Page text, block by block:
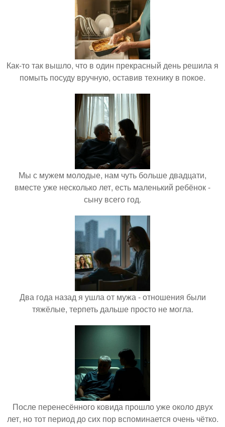
Как-то так вышло, что в один прекрасный день решила я
помыть посуду вручную, оставив технику в покое.
Мы с мужем молодые, нам чуть больше двадцати,
вместе уже несколько лет, есть маленький ребёнок -
сыну всего год.
Два года назад я ушла от мужа - отношения были
тяжёлые, терпеть дальше просто не могла.
После перенесённого ковида прошло уже около двух
лет, но тот период до сих пор вспоминается очень чётко.